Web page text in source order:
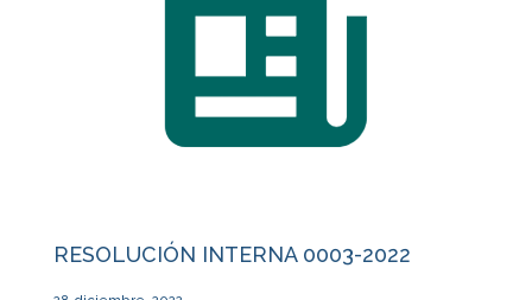
RESOLUCIÓN INTERNA 0003-2022